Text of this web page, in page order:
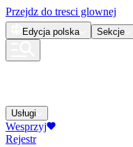
Przejdz do tresci glownej
Edycja polska Sekcje
Usługi
Wesprzyj
Rejestr